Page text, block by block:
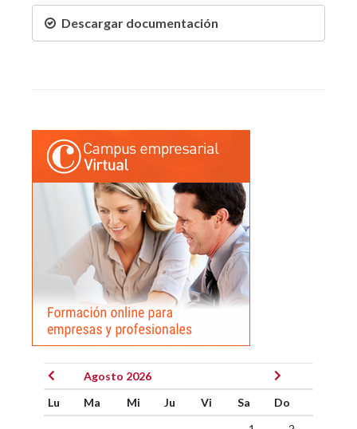
Descargar documentación
Agosto 2026
Lu
Ma Mi Ju Vi Sa
Do